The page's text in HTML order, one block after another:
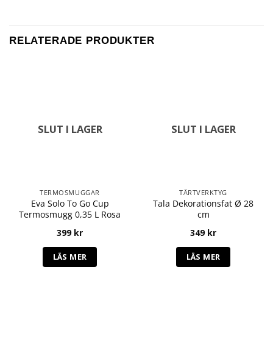
RELATERADE PRODUKTER
SLUT I LAGER
TERMOSMUGGAR
Eva Solo To Go Cup
Termosmugg 0,35 L Rosa
399 kr
LÄS MER
SLUT I LAGER
TÅRTVERKTYG
Tala Dekorationsfat Ø 28
cm
349 kr
LÄS MER